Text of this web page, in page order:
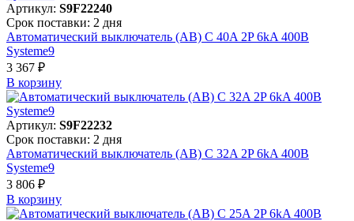
Артикул: S9F22240
Срок поставки: 2 дня
Автоматический выключатель (АВ) C 40A 2P 6kA 400В
Systeme9
3 367 ₽
В корзинy
Артикул: S9F22232
Срок поставки: 2 дня
Автоматический выключатель (АВ) C 32A 2P 6kA 400В
Systeme9
3 806 ₽
В корзинy